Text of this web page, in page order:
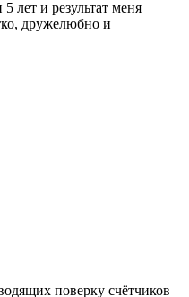
лет и результат меня
дружелюбно и
поверку счётчиков